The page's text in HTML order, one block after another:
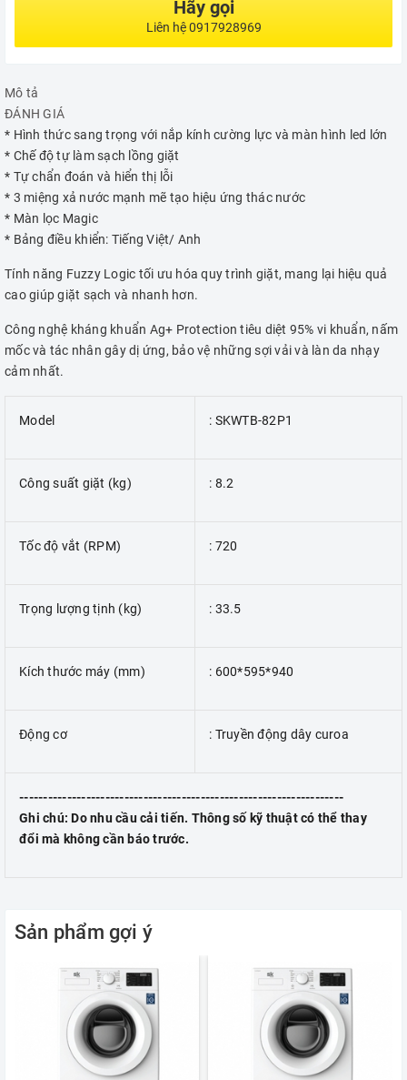
Hãy gọi
Liên hệ 0917928969
Mô tả
ĐÁNH GIÁ
* Hình thức sang trọng với nắp kính cường lực và màn hình led lớn
* Chế độ tự làm sạch lồng giặt
* Tự chẩn đoán và hiển thị lỗi
* 3 miệng xả nước mạnh mẽ tạo hiệu ứng thác nước
* Màn lọc Magic
* Bảng điều khiển: Tiếng Việt/ Anh
Tính năng Fuzzy Logic tối ưu hóa quy trình giặt, mang lại hiệu quả
cao giúp giặt sạch và nhanh hơn.
Công nghệ kháng khuẩn Ag+ Protection tiêu diệt 95% vi khuẩn, nấm
mốc và tác nhân gây dị ứng, bảo vệ những sợi vải và làn da nhạy
cảm nhất.
Model : SKWTB-82P1
Công suất giặt (kg) : 8.2
Tốc độ vắt (RPM) : 720
Trọng lượng tịnh (kg) : 33.5
Kích thước máy (mm) : 600*595*940
Động cơ : Truyền động dây curoa
--------------------------------------------------------------------
Ghi chú: Do nhu cầu cải tiến. Thông số kỹ thuật có thể thay
đổi mà không cần báo trước.
Sản phẩm gợi ý